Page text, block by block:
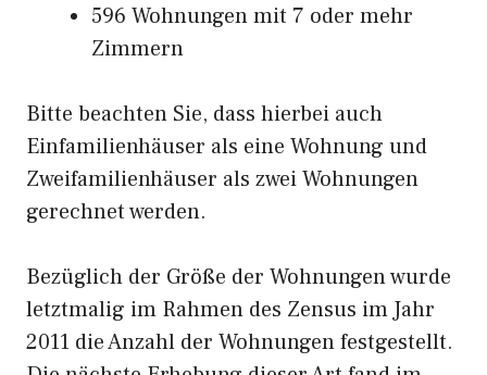
596 Wohnungen mit 7 oder mehr
Zimmern
Bitte beachten Sie, dass hierbei auch
Einfamilienhäuser als eine Wohnung und
Zweifamilienhäuser als zwei Wohnungen
gerechnet werden.
Bezüglich der Größe der Wohnungen wurde
letztmalig im Rahmen des Zensus im Jahr
2011 die Anzahl der Wohnungen festgestellt.